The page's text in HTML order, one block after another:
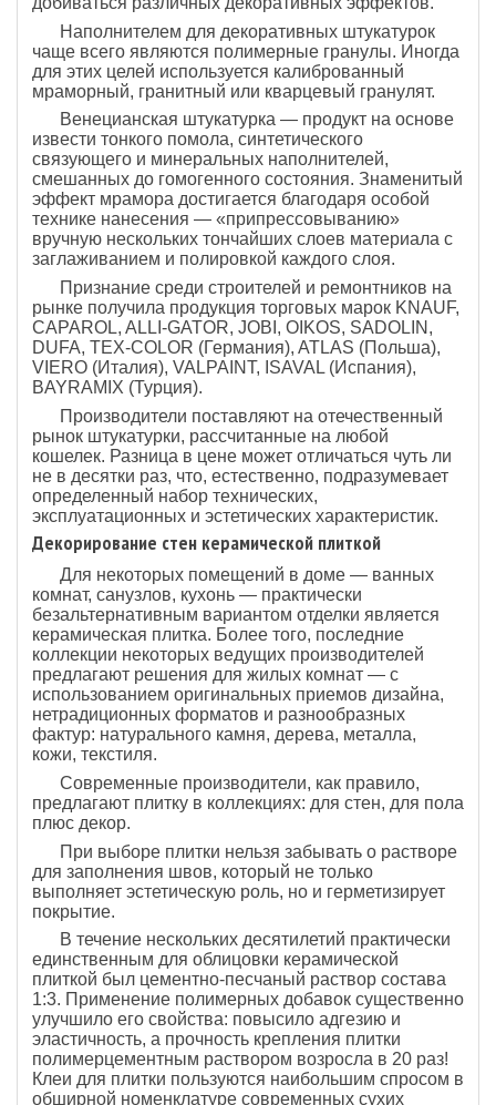
Наполнителем для декоративных штукатурок
чаще всего являются полимерные гранулы. Иногда
для этих целей используется калиброванный
мраморный, гранитный или кварцевый гранулят.
Венецианская штукатурка — продукт на основе
извести тонкого помола, синтетического
связующего и минеральных наполнителей,
смешанных до гомогенного состояния. Знаменитый
эффект мрамора достигается благодаря особой
технике нанесения — «припрессовыванию»
вручную нескольких тончайших слоев материала с
заглаживанием и полировкой каждого слоя.
Признание среди строителей и ремонтников на
рынке получила продукция торговых марок KNAUF,
CAPAROL, ALLI-GATOR, JOBI, OIKOS, SADOLIN,
DUFA, TEX-COLOR (Германия), ATLAS (Польша),
VIERO (Италия), VALPAINT, ISAVAL (Испания),
BAYRAMIX (Турция).
Производители поставляют на отечественный
рынок штукатурки, рассчитанные на любой
кошелек. Разница в цене может отличаться чуть ли
не в десятки раз, что, естественно, подразумевает
определенный набор технических,
эксплуатационных и эстетических характеристик.
Декорирование стен керамической плиткой
Для некоторых помещений в доме — ванных
комнат, санузлов, кухонь — практически
безальтернативным вариантом отделки является
керамическая плитка. Более того, последние
коллекции некоторых ведущих производителей
предлагают решения для жилых комнат — с
использованием оригинальных приемов дизайна,
нетрадиционных форматов и разнообразных
фактур: натурального камня, дерева, металла,
кожи, текстиля.
Современные производители, как правило,
предлагают плитку в коллекциях: для стен, для пола
плюс декор.
При выборе плитки нельзя забывать о растворе
для заполнения швов, который не только
выполняет эстетическую роль, но и герметизирует
покрытие.
В течение нескольких десятилетий практически
единственным для облицовки керамической
плиткой был цементно-песчаный раствор состава
1:3. Применение полимерных добавок существенно
улучшило его свойства: повысило адгезию и
эластичность, а прочность крепления плитки
полимерцементным раствором возросла в 20 раз!
Клеи для плитки пользуются наибольшим спросом в
обширной номенклатуре современных сухих